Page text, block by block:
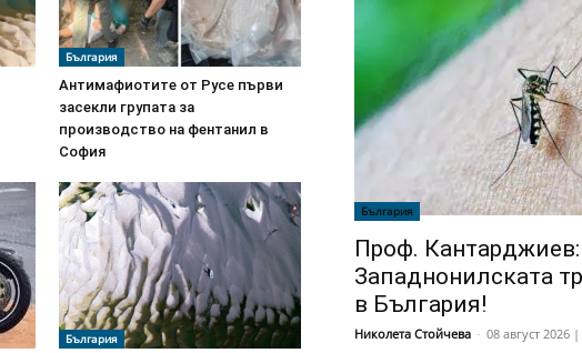
България
Антимафиотите от Русе първи
засекли групата за
производство на фентанил в
София
България
България
Проф. Кантарджиев:
Западнонилската
в България!
Николета Стойчева - 08 август 2026